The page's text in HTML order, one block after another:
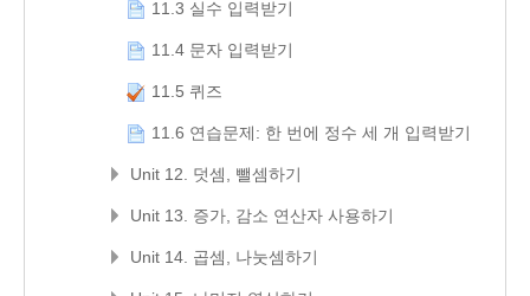
11.3 실수 입력받기
11.4 문자 입력받기
11.5 퀴즈
11.6 연습문제: 한 번에 정수 세 개 입력받기
Unit 12. 덧셈, 뺄셈하기
Unit 13. 증가, 감소 연산자 사용하기
Unit 14. 곱셈, 나눗셈하기